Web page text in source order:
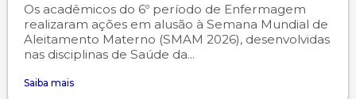
Os acadêmicos do 6º período de Enfermagem
realizaram ações em alusão à Semana Mundial de
Aleitamento Materno (SMAM 2026), desenvolvidas
nas disciplinas de Saúde da...
Saiba mais